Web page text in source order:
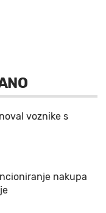
voznike s
nakupa